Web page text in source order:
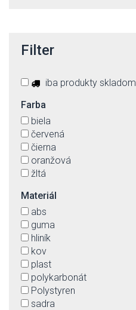
Filter
iba produkty skladom
Farba
biela
červená
čierna
oranžová
žltá
Materiál
abs
guma
hliník
kov
plast
polykarbonát
Polystyren
sadra